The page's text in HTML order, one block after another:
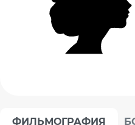
ФИЛЬМОГРАФИЯ